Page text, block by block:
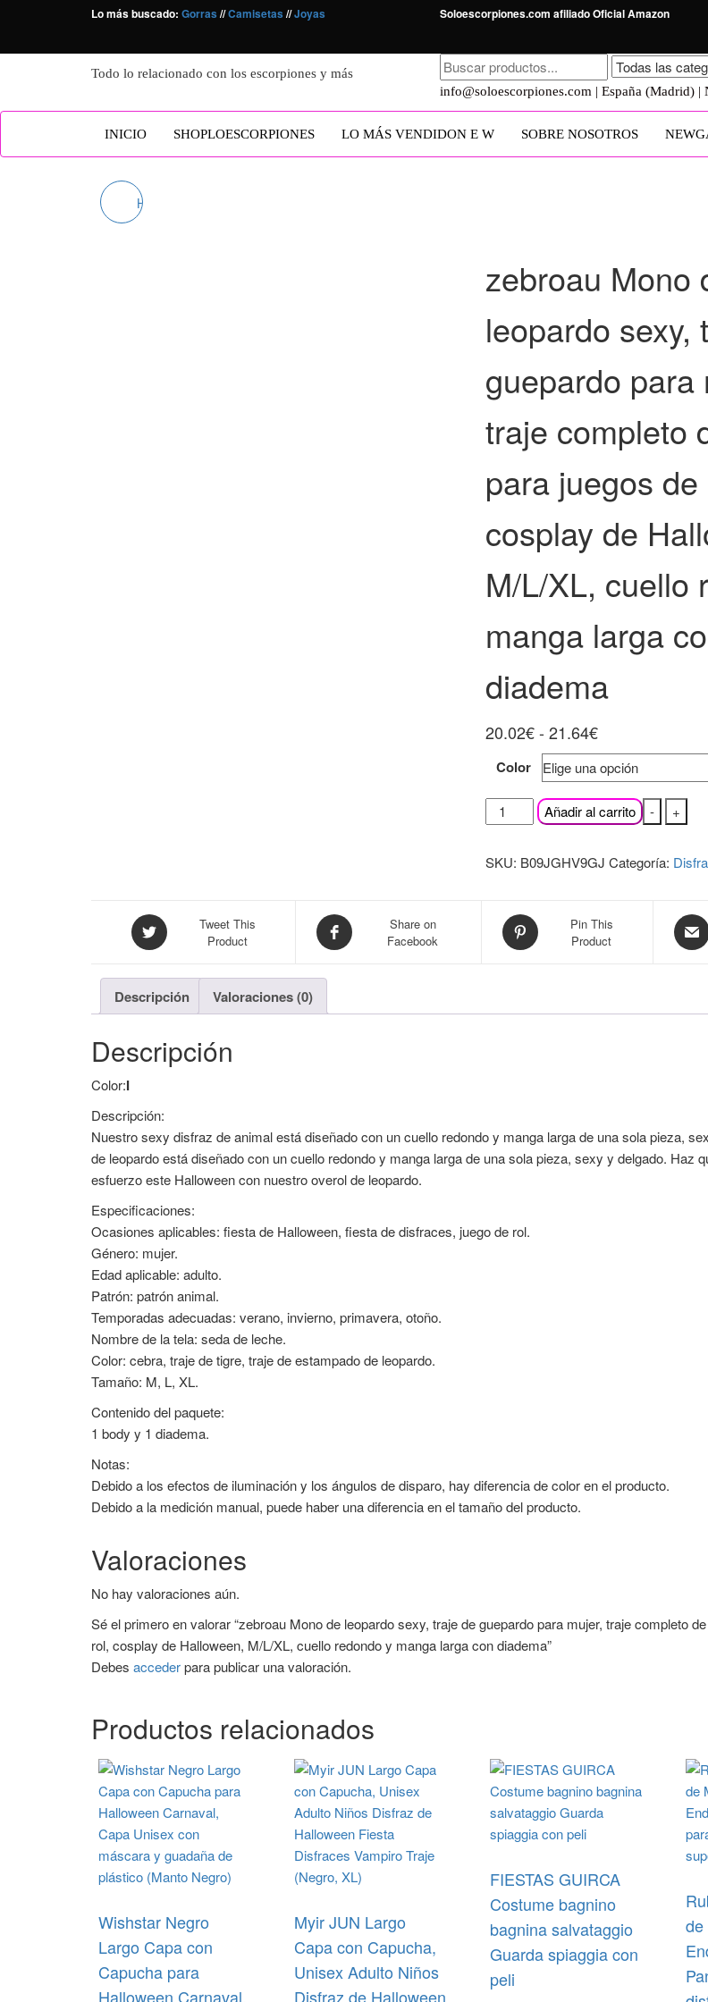
contenido
Lo más buscado: Gorras //Camisetas //Joyas Soloescorpiones.com afiliado Oficial Amazon
Todo lo relacionado con los escorpiones y más
info@soloescorpiones.com | España (Madrid) |
INICIO SHOPLOESCORPIONES LO MÁS VENDIDON E W SOBRE NOSOTROS
HUHUSW DISFRACES
DE
ETC.
zebroau Mono
leopardo sexy,
guepardo para
traje completo
para juegos de
cosplay de
M/L/XL, cuello
manga larga
diadema
20.02€ - 21.64€Rango
de
precios:
desde
20.02€
hasta
Color
-
zebroau
Mono
leopardo
traje
de
Halloween,
+
Añadir al carrito
SKU: B09JGHV9GJ Categoría:
Tweet This
Product
Share on
Facebook
Pin This
Product
Descripción Valoraciones (0)
Descripción
Color:I
Descripción:
Nuestro sexy disfraz de animal está diseñado con un cuello redondo y manga larga de una sola pieza,
de leopardo está diseñado con un cuello redondo y manga larga de una sola pieza, sexy y delgado. Haz
esfuerzo este Halloween con nuestro overol de leopardo.
Especificaciones:
Ocasiones aplicables: fiesta de Halloween, fiesta de disfraces, juego de rol.
Género: mujer.
Edad aplicable: adulto.
Patrón: patrón animal.
Temporadas adecuadas: verano, invierno, primavera, otoño.
Nombre de la tela: seda de leche.
Color: cebra, traje de tigre, traje de estampado de leopardo.
Tamaño: M, L, XL.
Contenido del paquete:
1 body y 1 diadema.
Notas:
Debido a los efectos de iluminación y los ángulos de disparo, hay diferencia de color en el producto.
Debido a la medición manual, puede haber una diferencia en el tamaño del producto.
Valoraciones
No hay valoraciones aún.
Sé el primero en valorar “zebroau Mono de leopardo sexy, traje de guepardo para mujer, traje completo
rol, cosplay de Halloween, M/L/XL, cuello redondo y manga larga con diadema”
Debes accederpara publicar una valoración.
Productos relacionados
Wishstar Negro
Largo Capa con
Capucha para
Halloween Carnaval,
Myir JUN Largo
Capa con Capucha,
Unisex Adulto Niños
Disfraz de Halloween
FIESTAS GUIRCA
Costume bagnino
bagnina salvataggio
Guarda spiaggia con
peli
de